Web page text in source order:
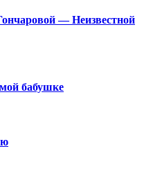
— Неизвестной
бабушке